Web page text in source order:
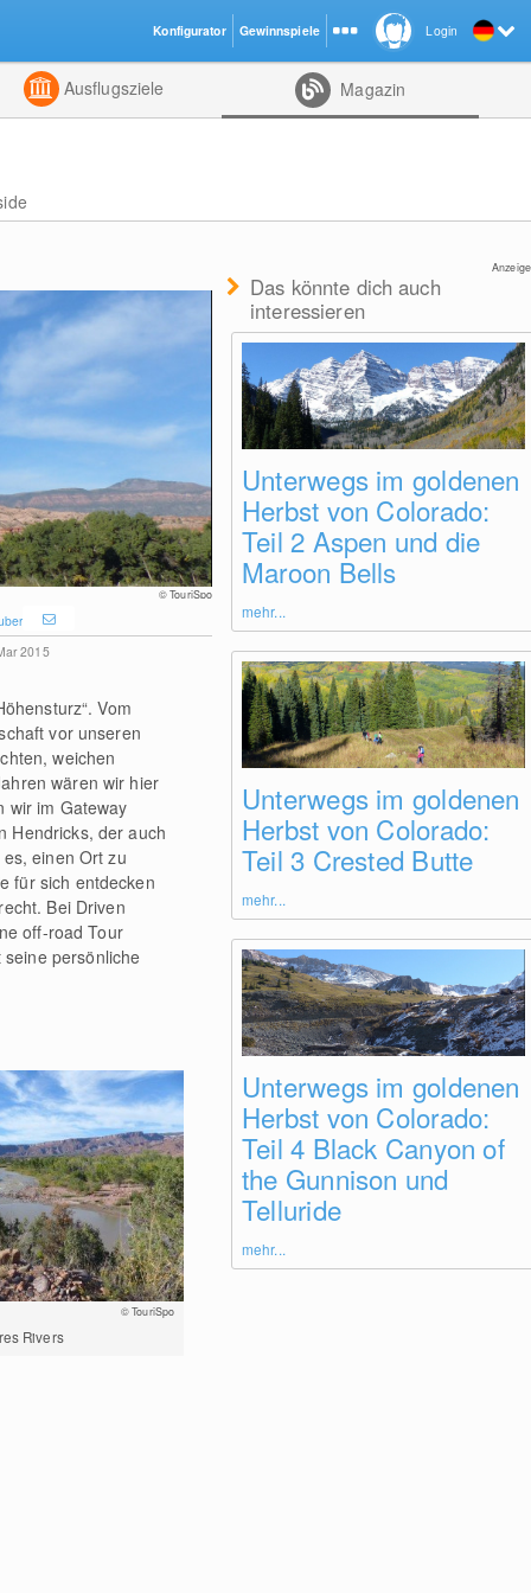
Kombiniert
Ausflugsziele Magazin
© TouriSpo
2015
Vom
vor unseren
weichen
wären wir hier
wir im Gateway
Hendricks, der auch
einen Ort zu
für sich entdecken
Bei Driven
off-road Tour
persönliche
© TouriSpo
Rivers
Anzeige
Das könnte dich auch
interessieren
Unterwegs im goldenen
Herbst von Colorado:
Teil 2 Aspen und die
Maroon Bells
mehr...
Unterwegs im goldenen
Herbst von Colorado:
Teil 3 Crested Butte
mehr...
Unterwegs im goldenen
Herbst von Colorado:
Teil 4 Black Canyon of
the Gunnison und
Telluride
mehr...
Login
Konfigurator Gewinnspiele